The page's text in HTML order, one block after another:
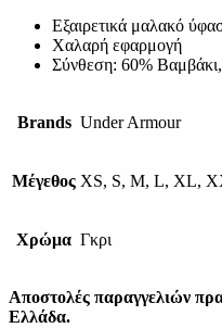
Εξαιρετικά μαλακό
Χαλαρή εφαρμογή
Σύνθεση: 60%
Brands Under Armour
Μέγεθος XS, S, M, L, XL,
Χρώμα Γκρι
Αποστολές παραγγελιών
Ελλάδα.